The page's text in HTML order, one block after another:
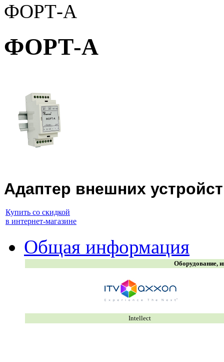
ФОРТ-А
ФОРТ-А
Адаптер внешних
Купить со скидкой
в интернет-магазине
Общая информация
Оборудование,
Intellect